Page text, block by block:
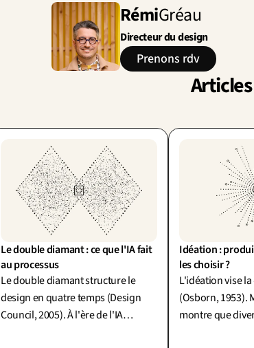
RémiGréau
Directeur du design
Prenons rdv
Le double diamant : ce que l'IA fait
au processus
Le double diamant structure le
design en quatre temps (Design
Council, 2005). À l'ère de l'IA
Idéation :
les choisir ?
L'idéation vise
(Osborn, 1953).
montre que